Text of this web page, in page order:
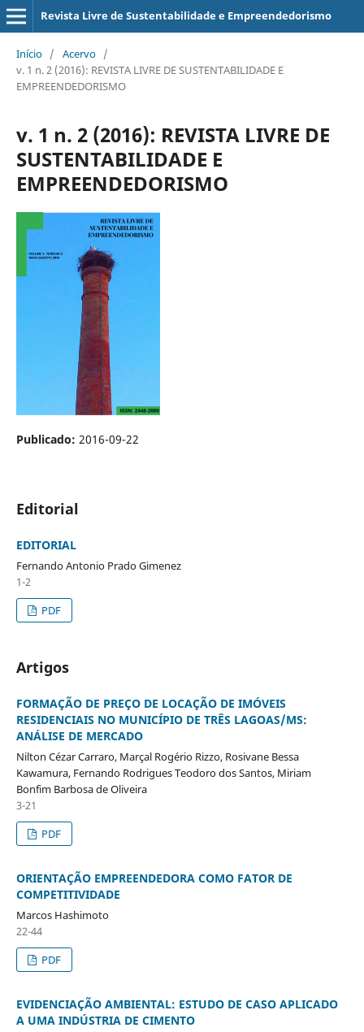
Revista Livre de Sustentabilidade e Empreendedorismo
Início / Acervo /
v. 1 n. 2 (2016): REVISTA LIVRE DE SUSTENTABILIDADE E
EMPREENDEDORISMO
v. 1 n. 2 (2016): REVISTA LIVRE DE
SUSTENTABILIDADE E
EMPREENDEDORISMO
Publicado: 2016-09-22
Editorial
EDITORIAL
Fernando Antonio Prado Gimenez
1-2
PDF
Artigos
FORMAÇÃO DE PREÇO DE LOCAÇÃO DE IMÓVEIS
RESIDENCIAIS NO MUNICÍPIO DE TRÊS LAGOAS/MS:
ANÁLISE DE MERCADO
Nilton Cézar Carraro, Marçal Rogério Rizzo, Rosivane Bessa
Kawamura, Fernando Rodrigues Teodoro dos Santos, Miriam
Bonfim Barbosa de Oliveira
3-21
PDF
ORIENTAÇÃO EMPREENDEDORA COMO FATOR DE
COMPETITIVIDADE
Marcos Hashimoto
22-44
PDF
EVIDENCIAÇÃO AMBIENTAL: ESTUDO DE CASO APLICADO
A UMA INDÚSTRIA DE CIMENTO